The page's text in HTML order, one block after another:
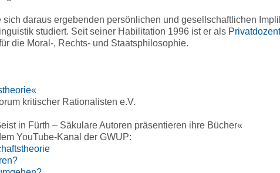
daraus ergebenden persönlichen und gesellschaftlichen
studiert. Seit seiner Habilitation 1996 ist er als Privatdozent
die Moral-, Rechts- und Staatsphilosophie.
kritischer Rationalisten e.V.
in Fürth – Säkulare Autoren präsentieren ihre Bücher«
YouTube-Kanal der GWUP: